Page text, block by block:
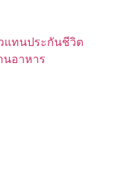
แทนประกันชีวิต
นอาหาร